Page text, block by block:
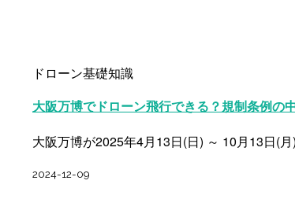
ドローン基礎知識
大阪万博でドローン飛行できる？規制条例の
大阪万博が2025年4月13日(日) ～ 10月13日(
2024-12-09